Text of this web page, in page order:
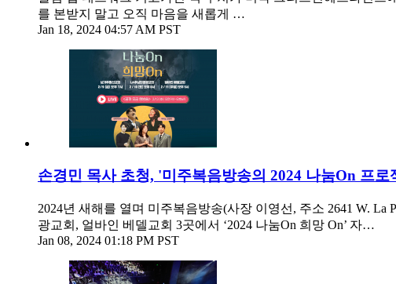
를 본받지 말고 오직 마음을 새롭게 …
Jan 18, 2024 04:57 AM PST
손경민 목사 초청, '미주복음방송의 2024 나눔On 프로
2024년 새해를 열며 미주복음방송(사장 이영선, 주소 2641 W.
광교회, 얼바인 베델교회 3곳에서 ‘2024 나눔On 희망 On’ 자…
Jan 08, 2024 01:18 PM PST